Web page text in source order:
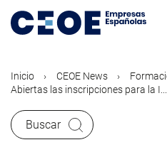
contenido
Inicio CEOE News
Abiertas las inscripciones para la I...
Buscar